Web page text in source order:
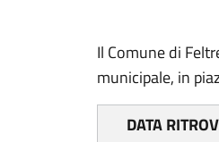
Il Comune di
municipale, in
DATA